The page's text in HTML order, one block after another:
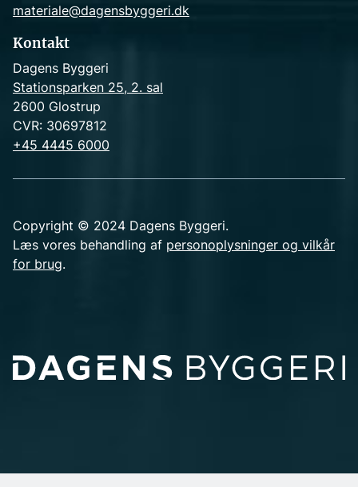
materiale@dagensbyggeri.dk
Kontakt
Dagens Byggeri
Stationsparken 25, 2. sal
2600 Glostrup
CVR: 30697812
+45 4445 6000
Copyright © 2024 Dagens Byggeri.
Læs vores behandling af personoplysninger og vilkår
for brug.